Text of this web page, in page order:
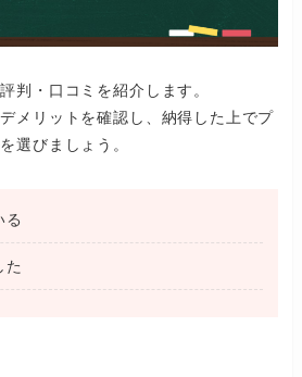
判・口コミを紹介します。
メリットを確認し、納得した上でプ
選びましょう。
る
た